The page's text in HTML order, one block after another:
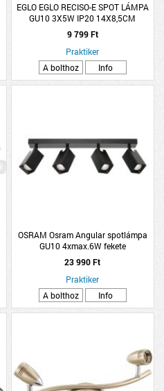
EGLO EGLO RECISO-E SPOT LÁMPA
GU10 3X5W IP20 14X8,5CM
FEKETE-KRÓM
9 799 Ft
Praktiker
A bolthoz
Info
OSRAM Osram Angular spotlámpa
GU10 4xmax.6W fekete
23 990 Ft
Praktiker
A bolthoz
Info